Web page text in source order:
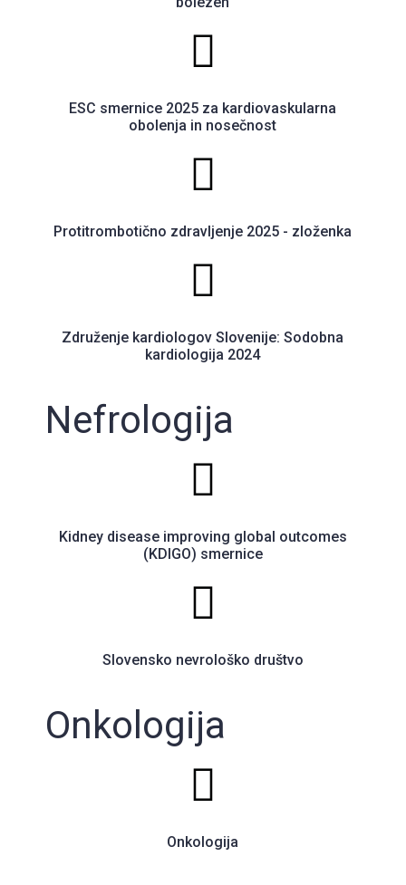
ESC smernice 2025 za kardiovaskularna
obolenja in nosečnost
Protitrombotično zdravljenje 2025 - zloženka
Združenje kardiologov Slovenije: Sodobna
kardiologija 2024
Nefrologija
Kidney disease improving global outcomes
(KDIGO) smernice
Slovensko nevrološko društvo
Onkologija
Onkologija